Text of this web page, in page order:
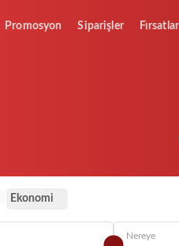
Promosyon Siparişler Fırsatlar
Ekonomi
Nereye